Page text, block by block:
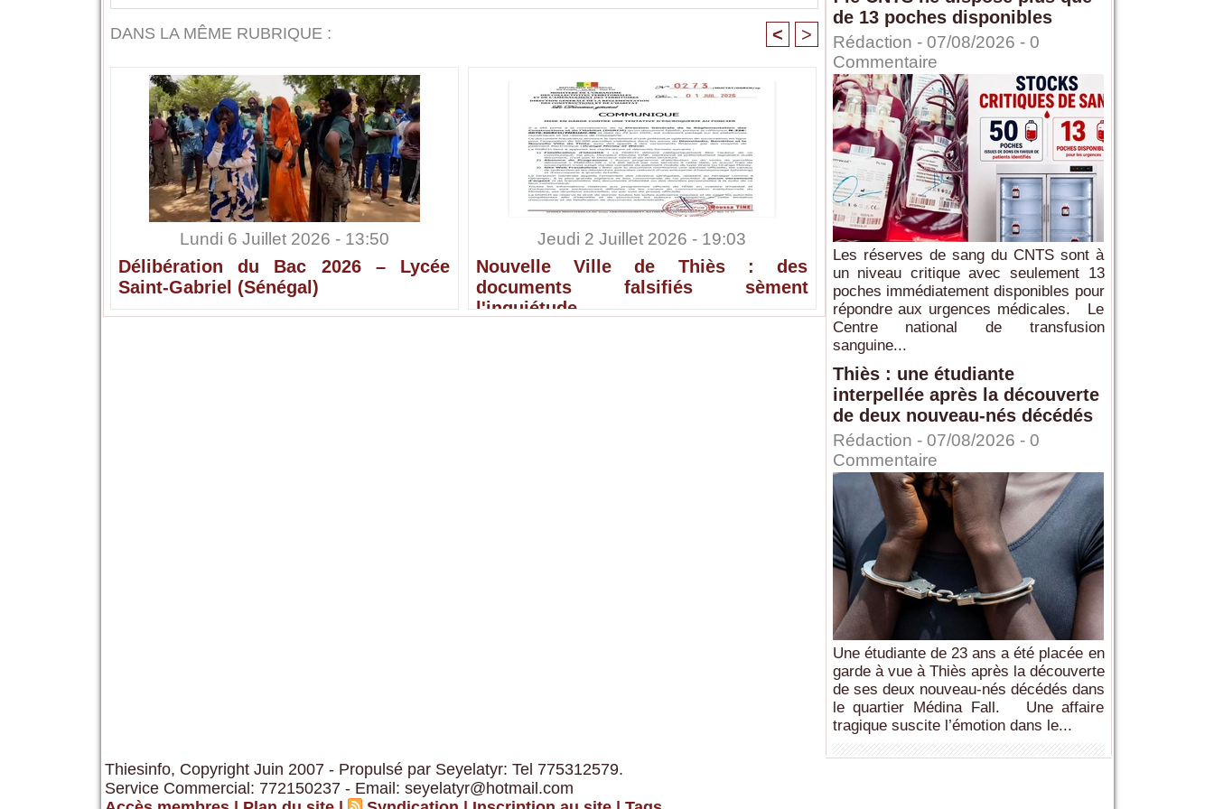
DANS LA MÊME RUBRIQUE : < >
Lundi 6 Juillet 2026 - 13:50
Délibération du Bac 2026 – Lycée
Saint-Gabriel (Sénégal)
Jeudi 2 Juillet 2026 - 19:03
Nouvelle Ville de Thiès : des
documents falsifiés sèment
l'inquiétude
de 13 poches disponibles
Rédaction - 07/08/2026 - 0
Commentaire
Les réserves de sang du CNTS sont à
un niveau critique avec seulement 13
poches immédiatement disponibles pour
répondre aux urgences médicales. Le
Centre national de transfusion
sanguine...
Thiès : une étudiante
interpellée après la découverte
de deux nouveau-nés décédés
Rédaction - 07/08/2026 - 0
Commentaire
Une étudiante de 23 ans a été placée en
garde à vue à Thiès après la découverte
de ses deux nouveau-nés décédés dans
le quartier Médina Fall. Une affaire
tragique suscite l’émotion dans le...
Thiesinfo, Copyright Juin 2007 - Propulsé par Seyelatyr: Tel 775312579.
Service Commercial: 772150237 - Email: seyelatyr@hotmail.com